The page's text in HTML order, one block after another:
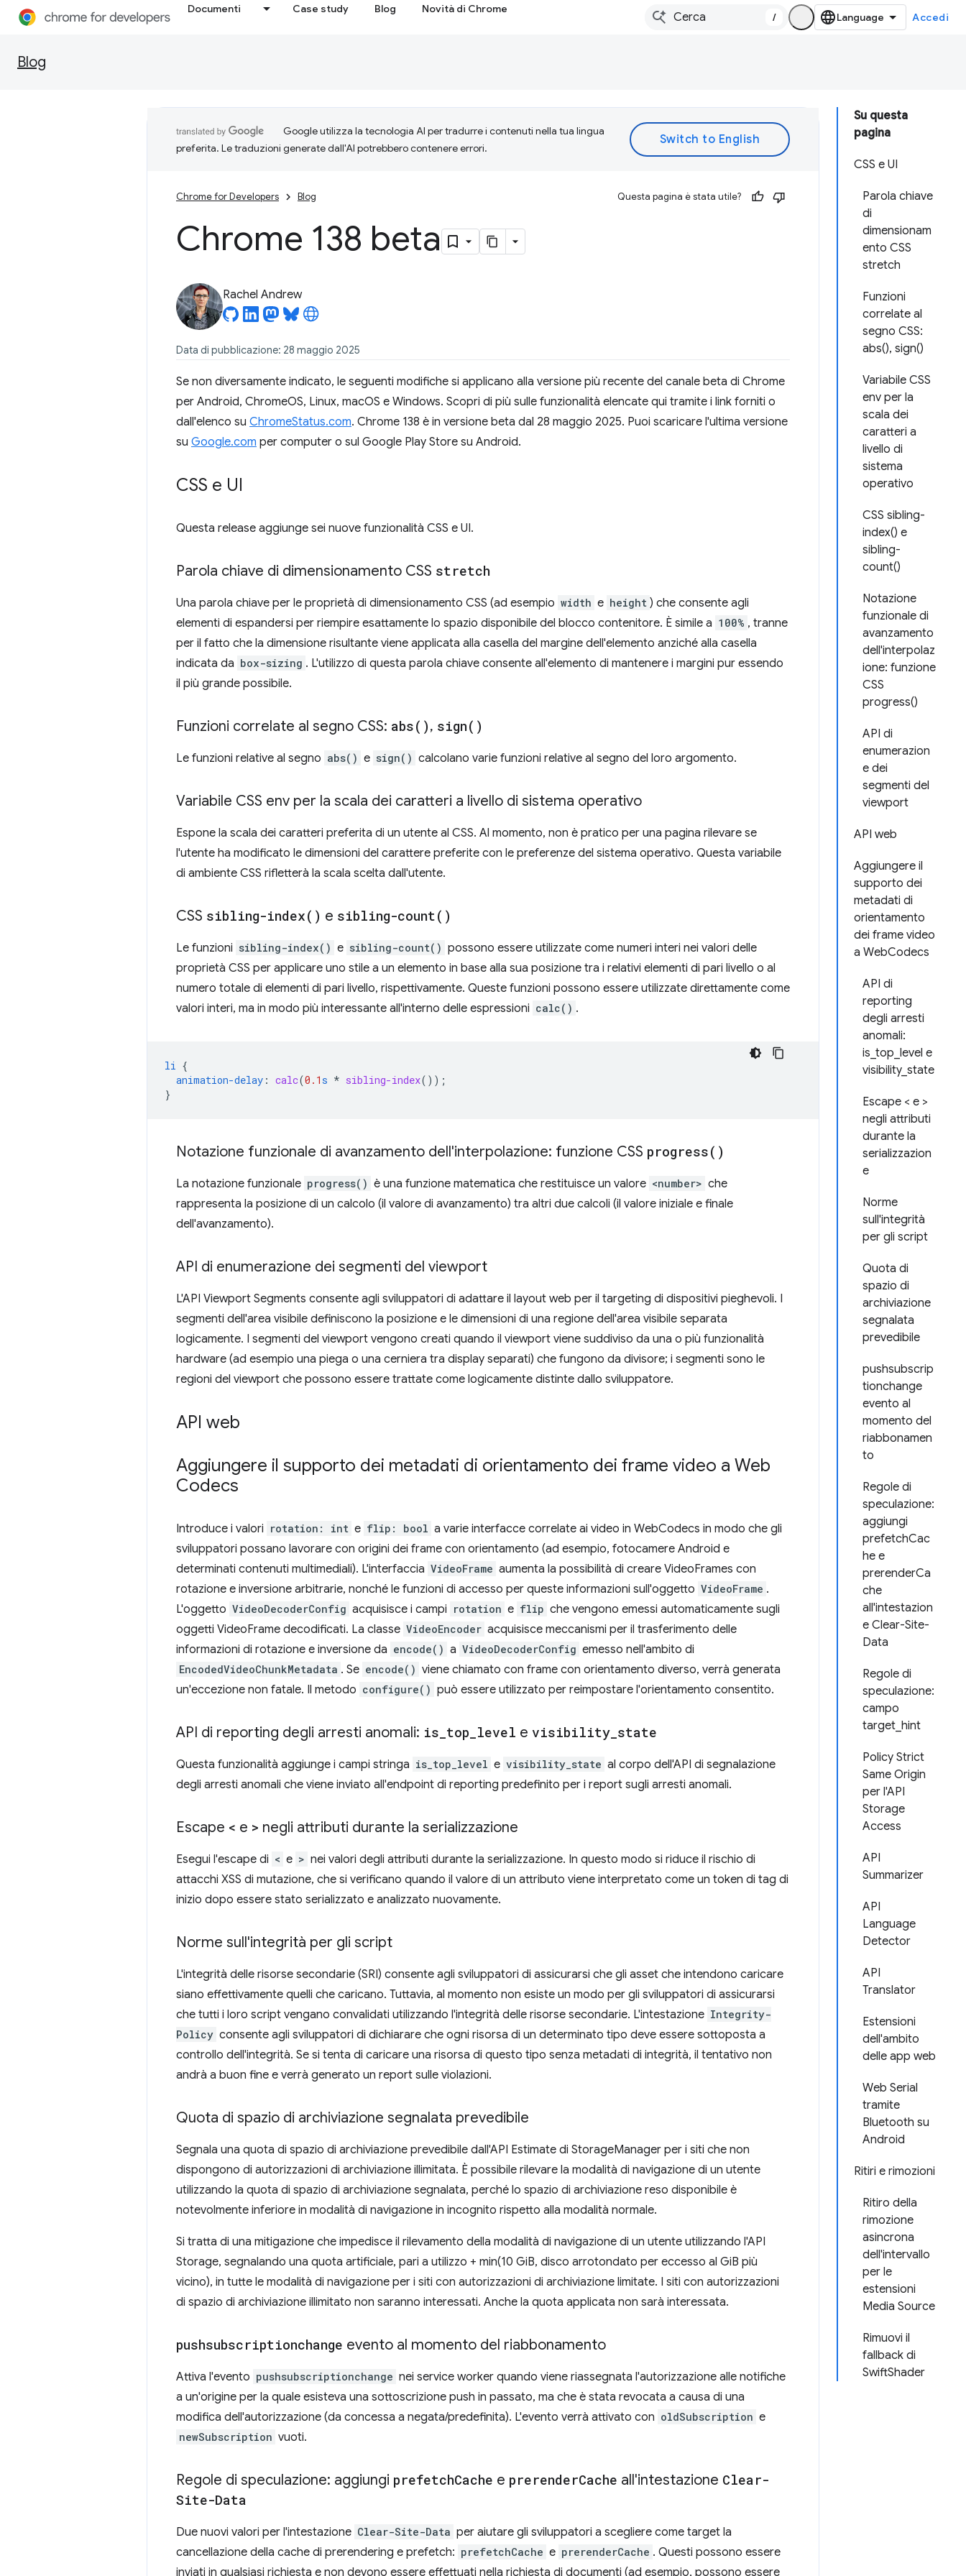
Documenti Case study Blog Novità di Chrome
/ Accedi
Blog
Su questa
pagina
CSS e UI
Parola chiave
di
dimensionam
ento CSS
stretch
Funzioni
correlate al
segno CSS:
abs(), sign()
Variabile CSS
env per la
scala dei
caratteri a
livello di
sistema
operativo
CSS sibling-
index() e
sibling-
count()
Notazione
funzionale di
avanzamento
dell'interpolaz
ione: funzione
CSS
progress()
API di
enumerazion
e dei
segmenti del
viewport
API web
Aggiungere il
supporto dei
metadati di
orientamento
dei frame video
a WebCodecs
API di
reporting
degli arresti
anomali:
is_top_level e
visibility_state
Escape < e >
negli attributi
durante la
serializzazion
e
Norme
sull'integrità
per gli script
Quota di
spazio di
archiviazione
segnalata
prevedibile
pushsubscrip
tionchange
evento al
momento del
riabbonamen
to
Regole di
speculazione:
aggiungi
prefetchCac
he e
prerenderCa
che
all'intestazion
e Clear-Site-
Data
Regole di
speculazione:
campo
target_hint
Policy Strict
Same Origin
per l'API
Storage
Access
API
Summarizer
API
Language
Detector
API
Translator
Estensioni
dell'ambito
delle app web
Web Serial
tramite
Bluetooth su
Android
Ritiri e rimozioni
Ritiro della
rimozione
asincrona
dell'intervallo
per le
estensioni
Media Source
Rimuovi il
fallback di
SwiftShader
Google utilizza la tecnologia AI per tradurre i contenuti nella tua lingua
preferita. Le traduzioni generate dall'AI potrebbero contenere errori.
Chrome for Developers Blog Questa pagina è stata utile?
Chrome 138 beta
Rachel Andrew
Data di pubblicazione: 28 maggio 2025
Se non diversamente indicato, le seguenti modifiche si applicano alla versione più recente del canale beta di Chrome
per Android, ChromeOS, Linux, macOS e Windows. Scopri di più sulle funzionalità elencate qui tramite i link forniti o
dall'elenco su ChromeStatus.com. Chrome 138 è in versione beta dal 28 maggio 2025. Puoi scaricare l'ultima versione
su Google.com per computer o sul Google Play Store su Android.
CSS e UI
Questa release aggiunge sei nuove funzionalità CSS e UI.
Parola chiave di dimensionamento CSS stretch
Una parola chiave per le proprietà di dimensionamento CSS (ad esempio width e height ) che consente agli
elementi di espandersi per riempire esattamente lo spazio disponibile del blocco contenitore. È simile a 100% , tranne
per il fatto che la dimensione risultante viene applicata alla casella del margine dell'elemento anziché alla casella
indicata da box-sizing . L'utilizzo di questa parola chiave consente all'elemento di mantenere i margini pur essendo
il più grande possibile.
Funzioni correlate al segno CSS: abs( ), sign( )
Le funzioni relative al segno abs() e sign() calcolano varie funzioni relative al segno del loro argomento.
Variabile CSS env per la scala dei caratteri a livello di sistema operativo
Espone la scala dei caratteri preferita di un utente al CSS. Al momento, non è pratico per una pagina rilevare se
l'utente ha modificato le dimensioni del carattere preferite con le preferenze del sistema operativo. Questa variabile
di ambiente CSS rifletterà la scala scelta dall'utente.
CSS sibling-index( ) e sibling-count( )
Le funzioni sibling-index() e sibling-count() possono essere utilizzate come numeri interi nei valori delle
proprietà CSS per applicare uno stile a un elemento in base alla sua posizione tra i relativi elementi di pari livello o al
numero totale di elementi di pari livello, rispettivamente. Queste funzioni possono essere utilizzate direttamente come
valori interi, ma in modo più interessante all'interno delle espressioni calc() .
li {
animation-delay : calc(0.1s * sibling-index());
}
Notazione funzionale di avanzamento dell'interpolazione: funzione CSS progress( )
La notazione funzionale progress() è una funzione matematica che restituisce un valore <number> che
rappresenta la posizione di un calcolo (il valore di avanzamento) tra altri due calcoli (il valore iniziale e finale
dell'avanzamento).
API di enumerazione dei segmenti del viewport
L'API Viewport Segments consente agli sviluppatori di adattare il layout web per il targeting di dispositivi pieghevoli. I
segmenti dell'area visibile definiscono la posizione e le dimensioni di una regione dell'area visibile separata
logicamente. I segmenti del viewport vengono creati quando il viewport viene suddiviso da una o più funzionalità
hardware (ad esempio una piega o una cerniera tra display separati) che fungono da divisore; i segmenti sono le
regioni del viewport che possono essere trattate come logicamente distinte dallo sviluppatore.
API web
Aggiungere il supporto dei metadati di orientamento dei frame video a Web
Codecs
Introduce i valori rotation: int e flip: bool a varie interfacce correlate ai video in WebCodecs in modo che gli
sviluppatori possano lavorare con origini dei frame con orientamento (ad esempio, fotocamere Android e
determinati contenuti multimediali). L'interfaccia VideoFrame aumenta la possibilità di creare VideoFrames con
rotazione e inversione arbitrarie, nonché le funzioni di accesso per queste informazioni sull'oggetto VideoFrame .
L'oggetto VideoDecoderConfig acquisisce i campi rotation e flip che vengono emessi automaticamente sugli
oggetti VideoFrame decodificati. La classe VideoEncoder acquisisce meccanismi per il trasferimento delle
informazioni di rotazione e inversione da encode() a VideoDecoderConfig emesso nell'ambito di
EncodedVideoChunkMetadata . Se encode() viene chiamato con frame con orientamento diverso, verrà generata
un'eccezione non fatale. Il metodo configure() può essere utilizzato per reimpostare l'orientamento consentito.
API di reporting degli arresti anomali: is top level e visibility state
Questa funzionalità aggiunge i campi stringa is_top_level e visibility_state al corpo dell'API di segnalazione
degli arresti anomali che viene inviato all'endpoint di reporting predefinito per i report sugli arresti anomali.
Escape < e > negli attributi durante la serializzazione
Esegui l'escape di < e > nei valori degli attributi durante la serializzazione. In questo modo si riduce il rischio di
attacchi XSS di mutazione, che si verificano quando il valore di un attributo viene interpretato come un token di tag di
inizio dopo essere stato serializzato e analizzato nuovamente.
Norme sull'integrità per gli script
L'integrità delle risorse secondarie (SRI) consente agli sviluppatori di assicurarsi che gli asset che intendono caricare
siano effettivamente quelli che caricano. Tuttavia, al momento non esiste un modo per gli sviluppatori di assicurarsi
che tutti i loro script vengano convalidati utilizzando l'integrità delle risorse secondarie. L'intestazione Integrity-
Policy consente agli sviluppatori di dichiarare che ogni risorsa di un determinato tipo deve essere sottoposta a
controllo dell'integrità. Se si tenta di caricare una risorsa di questo tipo senza metadati di integrità, il tentativo non
andrà a buon fine e verrà generato un report sulle violazioni.
Quota di spazio di archiviazione segnalata prevedibile
Segnala una quota di spazio di archiviazione prevedibile dall'API Estimate di StorageManager per i siti che non
dispongono di autorizzazioni di archiviazione illimitata. È possibile rilevare la modalità di navigazione di un utente
utilizzando la quota di spazio di archiviazione segnalata, perché lo spazio di archiviazione reso disponibile è
notevolmente inferiore in modalità di navigazione in incognito rispetto alla modalità normale.
Si tratta di una mitigazione che impedisce il rilevamento della modalità di navigazione di un utente utilizzando l'API
Storage, segnalando una quota artificiale, pari a utilizzo + min(10 GiB, disco arrotondato per eccesso al GiB più
vicino), in tutte le modalità di navigazione per i siti con autorizzazioni di archiviazione limitate. I siti con autorizzazioni
di spazio di archiviazione illimitato non saranno interessati. Anche la quota applicata non sarà interessata.
pushsubscriptionchange evento al momento del riabbonamento
Attiva l'evento pushsubscriptionchange nei service worker quando viene riassegnata l'autorizzazione alle notifiche
a un'origine per la quale esisteva una sottoscrizione push in passato, ma che è stata revocata a causa di una
modifica dell'autorizzazione (da concessa a negata/predefinita). L'evento verrà attivato con oldSubscription e
newSubscription vuoti.
Regole di speculazione: aggiungi prefetchCache e prerenderCache all'intestazione Clear-
Site-Data
Due nuovi valori per l'intestazione Clear-Site-Data per aiutare gli sviluppatori a scegliere come target la
cancellazione della cache di prerendering e prefetch: prefetchCache e prerenderCache . Questi possono essere
inviati in qualsiasi richiesta e non devono essere effettuati nella richiesta di documenti (ad esempio, possono essere